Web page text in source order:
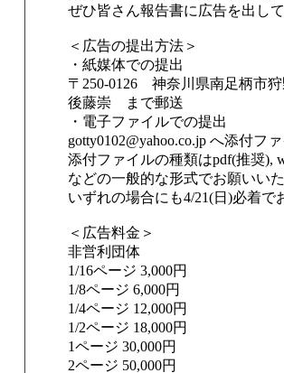
ぜひ皆さん報告書に広告を出し
＜広告の提出方法＞
・紙媒体での提出
〒250-0126 神奈川県南足柄市狩
後藤崇 まで郵送
・電子ファイルでの提出
gotty0102@yahoo.co.jp へ添付フ
添付ファイルの種類はpdf(推奨),
などの一般的な形式でお願いい
いずれの場合にも4/21(日)必着で
＜広告料金＞
非営利団体
1/16ページ 3,000円
1/8ページ 6,000円
1/4ページ 12,000円
1/2ページ 18,000円
1ページ 30,000円
2ページ 50,000円